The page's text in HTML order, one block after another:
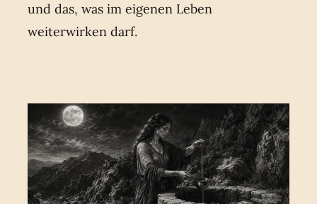
und das, was im eigenen Leben
weiterwirken darf.